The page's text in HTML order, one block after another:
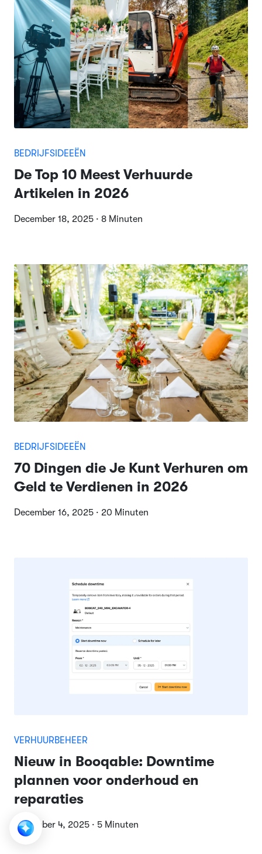
BEDRIJFSIDEEËN
De Top 10 Meest Verhuurde
Artikelen in 2026
December 18, 2025 · 8 Minuten
BEDRIJFSIDEEËN
70 Dingen die Je Kunt Verhuren om
Geld te Verdienen in 2026
December 16, 2025 · 20 Minuten
VERHUURBEHEER
Nieuw in Booqable: Downtime
plannen voor onderhoud en
reparaties
December 4, 2025 · 5 Minuten